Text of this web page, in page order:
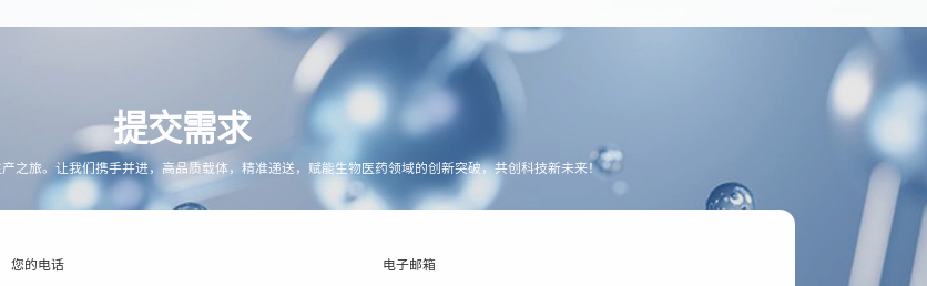
提交需求
之旅。让我们携手并进，高品质载体，精准递送，赋能生物医药领域的创新突破，共创科技新未来！
您的电话 电子邮箱